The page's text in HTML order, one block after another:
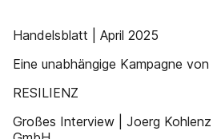
Handelsblatt | April 2025
Eine unabhängige Kampagne
RESILIENZ
Großes Interview | Joerg